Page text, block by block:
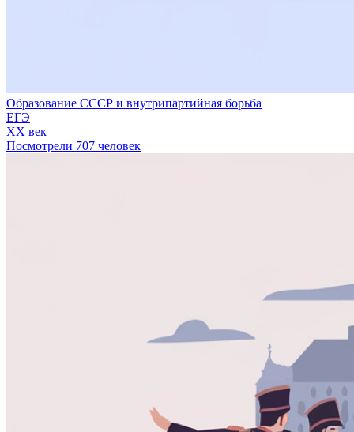
Образование СССР и внутрипартийная борьба
ЕГЭ
XX век
Посмотрели 707 человек